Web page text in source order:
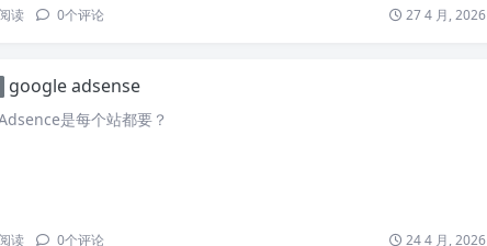
读 0个评论 27 4 月, 2026
google adsense
是每个站都要？
读 0个评论 24 4 月, 2026